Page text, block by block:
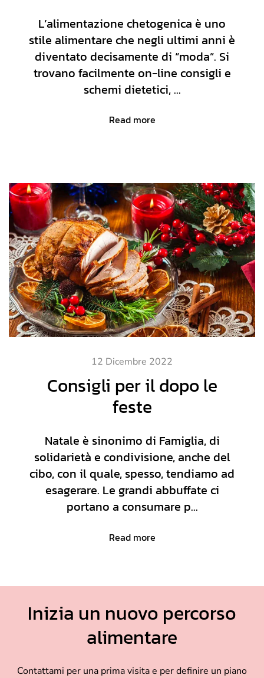
L’alimentazione chetogenica è uno
stile alimentare che negli ultimi anni è
diventato decisamente di “moda”. Si
trovano facilmente on-line consigli e
schemi dietetici, ...
Read more
12 Dicembre 2022
Consigli per il dopo le
feste
Natale è sinonimo di Famiglia, di
solidarietà e condivisione, anche del
cibo, con il quale, spesso, tendiamo ad
esagerare. Le grandi abbuffate ci
portano a consumare p...
Read more
Inizia un nuovo percorso
alimentare
Contattami per una prima visita e per definire un piano